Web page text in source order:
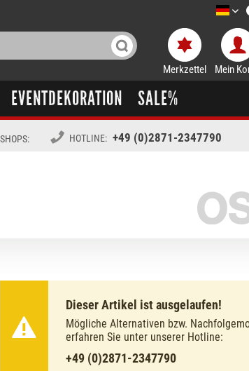
Merkzettel Mein
EVENTDEKORATION SALE%
: HOTLINE: +49 (0)2871-2347790
Dieser Artikel ist ausgelaufen!
Mögliche Alternativen bzw.
erfahren Sie unter unserer Hotline:
+49 (0)2871-2347790